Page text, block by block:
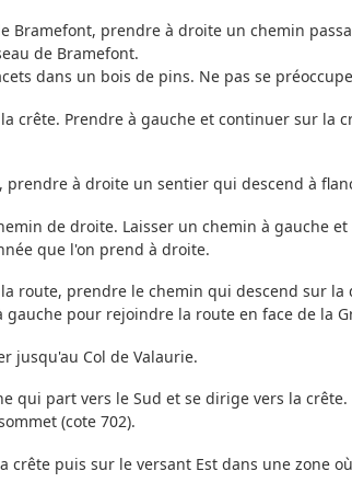
Bramefont, prendre à droite un chemin
de Bramefont.
dans un bois de pins. Ne pas se
crête. Prendre à gauche et continuer sur la
à droite un sentier qui descend à
de droite. Laisser un chemin à gauche
que l'on prend à droite.
route, prendre le chemin qui descend sur
pour rejoindre la route en face de la
jusqu'au Col de Valaurie.
qui part vers le Sud et se dirige vers la
(cote 702).
crête puis sur le versant Est dans une zone